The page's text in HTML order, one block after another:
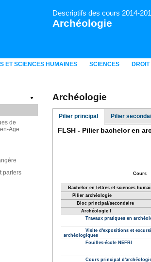
Descriptifs des cours 2014-
Archéologie
ET SCIENCES HUMAINES SCIENCES DROIT
de
Age
parlers
Archéologie
Pilier principal Pilier